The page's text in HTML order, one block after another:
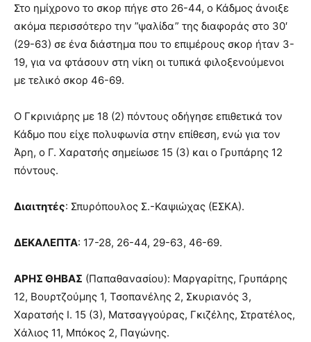
Στο ημίχρονο το σκορ πήγε στο 26-44, ο Κάδμος άνοιξε
ακόμα περισσότερο την ”ψαλίδα” της διαφοράς στο 30′
(29-63) σε ένα διάστημα που το επιμέρους σκορ ήταν 3-
19, για να φτάσουν στη νίκη οι τυπικά φιλοξενούμενοι
με τελικό σκορ 46-69.
Ο Γκρινιάρης με 18 (2) πόντους οδήγησε επιθετικά τον
Κάδμο που είχε πολυφωνία στην επίθεση, ενώ για τον
Άρη, ο Γ. Χαρατσής σημείωσε 15 (3) και ο Γρυπάρης 12
πόντους.
Διαιτητές: Σπυρόπουλος Σ.-Καψιώχας (ΕΣΚΑ).
ΔΕΚΑΛΕΠΤΑ: 17-28, 26-44, 29-63, 46-69.
ΑΡΗΣ ΘΗΒΑΣ (Παπαθανασίου): Μαργαρίτης, Γρυπάρης
12, Βουρτζούμης 1, Τσοπανέλης 2, Σκυριανός 3,
Χαρατσής Ι. 15 (3), Ματσαγγούρας, Γκιζέλης, Στρατέλος,
Χάλιος 11, Μπόκος 2, Παγώνης.